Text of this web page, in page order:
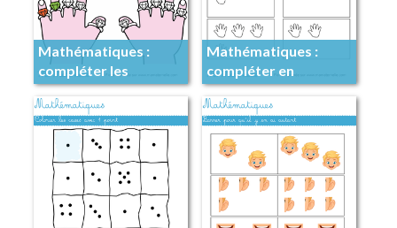
Mathématiques :
compléter les
algorithmes
Mathématiques :
compléter en
dessinant pour
atteindre 5